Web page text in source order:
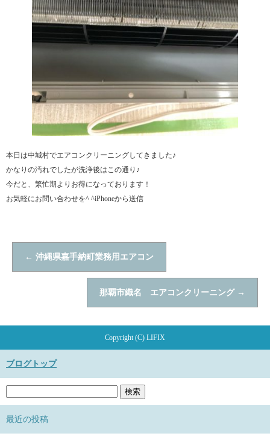
本日は中城村でエアコンクリーニングしてきました♪
かなりの汚れでしたが洗浄後はこの通り♪
今だと、繁忙期よりお得になっております！
お気軽にお問い合わせを^ ^iPhoneから送信
← 沖縄県嘉手納町業務用エアコン
那覇市織名 エアコンクリーニング →
Copyright (C) LIFIX
ブログトップ
最近の投稿